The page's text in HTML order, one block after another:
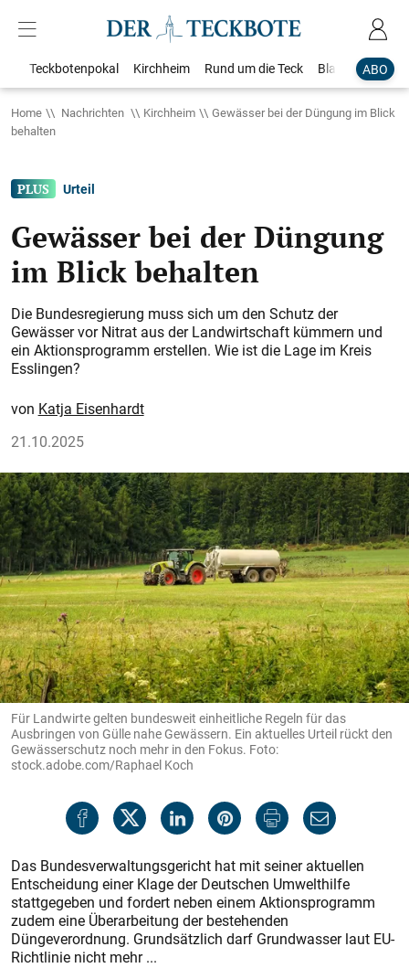
ABO
Teckbotenpokal Kirchheim Rund um die Teck Blaulicht
Home Nachrichten Kirchheim
Gewässer bei der Düngung im Blick
behalten
Urteil
Gewässer bei der Düngung
im Blick behalten
Die Bundesregierung muss sich um den Schutz der
Gewässer vor Nitrat aus der Landwirtschaft kümmern und
ein Aktionsprogramm erstellen. Wie ist die Lage im Kreis
Esslingen?
Katja Eisenhardt
21.10.2025
Für Landwirte gelten bundesweit einheitliche Regeln für das
Ausbringen von Gülle nahe Gewässern. Ein aktuelles Urteil rückt den
Gewässerschutz noch mehr in den Fokus. Foto:
stock.adobe.com/Raphael Koch
Das Bundesverwaltungsgericht hat mit seiner aktuellen
Entscheidung einer Klage der Deutschen Umwelthilfe
stattgegeben und fordert neben einem Aktionsprogramm
zudem eine Überarbeitung der bestehenden
Düngeverordnung. Grundsätzlich darf Grundwasser laut EU-
Richtlinie nicht mehr ...